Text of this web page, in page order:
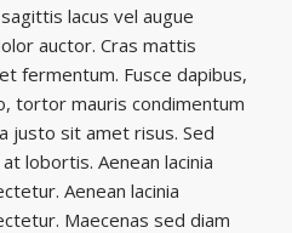
lacus vel augue
auctor. Cras mattis
fermentum. Fusce dapibus,
tortor mauris condimentum
justo sit amet risus. Sed
lobortis. Aenean lacinia
Aenean lacinia
Maecenas sed diam